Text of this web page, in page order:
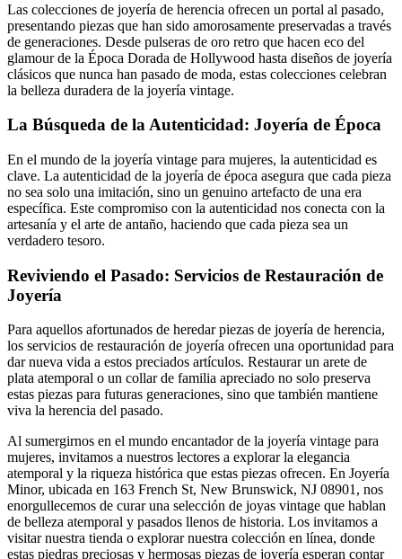
Las colecciones de joyería de herencia ofrecen un portal al pasado,
presentando piezas que han sido amorosamente preservadas a través
de generaciones. Desde pulseras de oro retro que hacen eco del
glamour de la Época Dorada de Hollywood hasta diseños de joyería
clásicos que nunca han pasado de moda, estas colecciones celebran
la belleza duradera de la joyería vintage.
La Búsqueda de la Autenticidad: Joyería de Época
En el mundo de la joyería vintage para mujeres, la autenticidad es
clave. La autenticidad de la joyería de época asegura que cada pieza
no sea solo una imitación, sino un genuino artefacto de una era
específica. Este compromiso con la autenticidad nos conecta con la
artesanía y el arte de antaño, haciendo que cada pieza sea un
verdadero tesoro.
Reviviendo el Pasado: Servicios de Restauración de
Joyería
Para aquellos afortunados de heredar piezas de joyería de herencia,
los servicios de restauración de joyería ofrecen una oportunidad para
dar nueva vida a estos preciados artículos. Restaurar un arete de
plata atemporal o un collar de familia apreciado no solo preserva
estas piezas para futuras generaciones, sino que también mantiene
viva la herencia del pasado.
Al sumergirnos en el mundo encantador de la joyería vintage para
mujeres, invitamos a nuestros lectores a explorar la elegancia
atemporal y la riqueza histórica que estas piezas ofrecen. En Joyería
Minor, ubicada en 163 French St, New Brunswick, NJ 08901, nos
enorgullecemos de curar una selección de joyas vintage que hablan
de belleza atemporal y pasados llenos de historia. Los invitamos a
visitar nuestra tienda o explorar nuestra colección en línea, donde
estas piedras preciosas y hermosas piezas de joyería esperan contar